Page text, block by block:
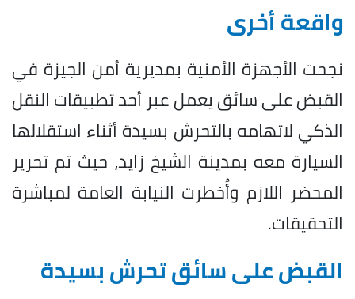
واقعة أخرى
نجحت الأجهزة الأمنية بمديرية أمن الجيزة في
القبض على سائق يعمل عبر أحد تطبيقات النقل
الذكي لاتهامه بالتحرش بسيدة أثناء استقلالها
السيارة معه بمدينة الشيخ زايد، حيث تم تحرير
المحضر اللازم وأُخطرت النيابة العامة لمباشرة
التحقيقات.
القبض على سائق تحرش بسيدة